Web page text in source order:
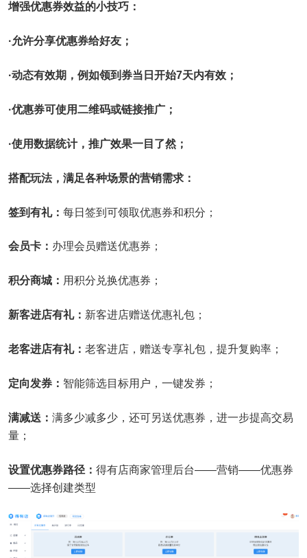
增强优惠券效益的小技巧：
·允许分享优惠券给好友；
·动态有效期，例如领到券当日开始7天内有效；
·优惠券可使用二维码或链接推广；
·使用数据统计，推广效果一目了然；
搭配玩法，满足各种场景的营销需求：
签到有礼： 每日签到可领取优惠券和积分；
会员卡： 办理会员赠送优惠券；
积分商城： 用积分兑换优惠券；
新客进店有礼： 新客进店赠送优惠礼包；
老客进店有礼： 老客进店，赠送专享礼包，提升复购率；
定向发券： 智能筛选目标用户，一键发券；
满减送： 满多少减多少，还可另送优惠券，进一步提高交易
量；
设置优惠券路径： 得有店商家管理后台——营销——优惠券
——选择创建类型